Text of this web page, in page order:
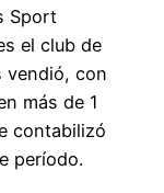
Sport
el club de
vendió, con
más de 1
contabilizó
período.